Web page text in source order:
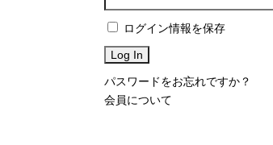
ログイン情報を保存
パスワードをお忘れですか？
会員について